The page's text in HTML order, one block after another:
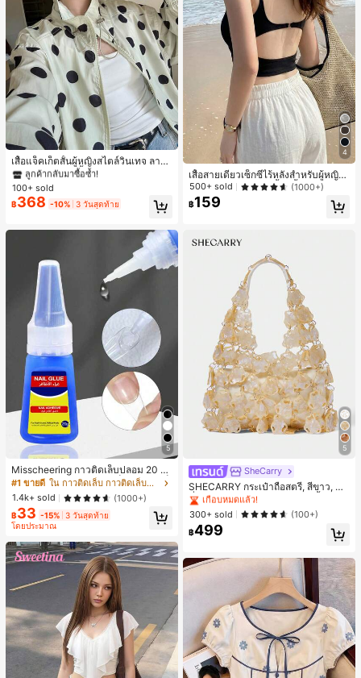
เสื้อแจ็คเก็ตสั้นผู้หญิงสไตล์วินเทจ ลายจุ
ดขนาดใหญ่ คอตั้ง เอวเข้ารูป แขนพอง
ทรงหลวม แฟชั่นอเนกประสงค์ สำหรับใ
ส่ประจำวันและไปเที่ยวพักผ่อน
#1 ขายดี
ใน กระเป๋า เสื้อคลุมลำลอง
ลูกค้ากลับมาซื้อซ้ำ!
#1 ขายดี ใน กระเป๋า เสื้อคลุมลำลอง
ลูกค้ากลับมาซื้อซ้ำ!
#1 ขายดี ใน กระเป๋า เสื้อคลุมลำลอง
ลูกค้ากลับมาซื้อซ้ำ!
#1 ขายดี ใน กระเป๋า เสื้อคลุมลำลอง
100+ sold
฿368 -10% 3 วันสุดท้าย
5
Misscheering กาวติดเล็บปลอม 20 กรั
ม แรงยึดสูง เจลสติกเกอร์เล็บนุ่ม แห้งเร็
ว เหมาะสำหรับผู้เริ่มต้นทำเล็บ ติดทนน
าน
#1 ขายดี
ใน กาวติดเล็บ กาวติดเล็บและสารยึดติด
1.4k+ sold
(1000+)
฿33 -15% 3 วันสุดท้าย
โดยประมาณ
4
เสื้อสายเดี่ยวเซ็กซี่ไร้หลังสำหรับผู้หญิง
พร้อมบราแบบมีฟองน้ำ, เสื้อกล้ามแขน
กุด, เสื้อลำลองสีดำสำหรับฤดูร้อน
500+ sold (1000+)
฿159
5
SheCarry
SHECARRY กระเป๋าถือสตรี, สีขาว, แฟ
ชั่น, สง่างาม, วันหยุด, งานปาร์ตี้
#1 ขายดี
เกือบหมดแล้ว!
#1 ขายดี
เกือบหมดแล้ว!
#1 ขายดี
เกือบหมดแล้ว!
#1 ขายดี
ใน บรรยากาศฤดูร้อน กระเป๋าหูหิ้วด้านบนผู้หญิง
300+ sold (100+)
฿499